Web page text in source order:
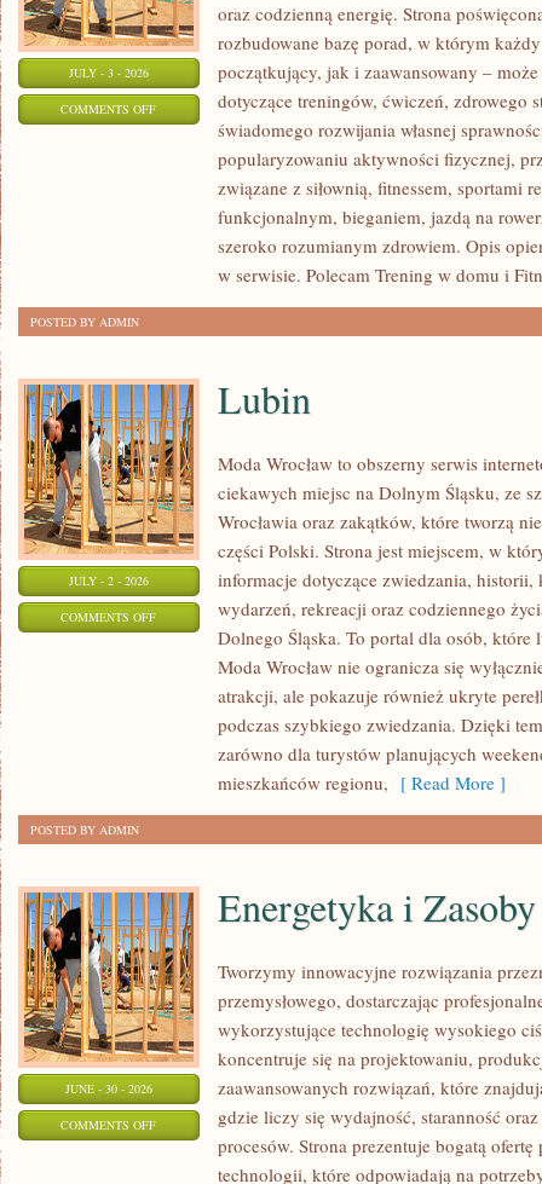
JULY - 3 - 2026
COMMENTS OFFON
oraz codzienną energię. Strona
rozbudowane bazę porad, w którym
początkujący, jak i zaawansowany –
dotyczące treningów, ćwiczeń, zdrowego
świadomego rozwijania własnej
popularyzowaniu aktywności fizycznej,
związane z siłownią, fitnessem, sportami
funkcjonalnym, bieganiem, jazdą na
szeroko rozumianym zdrowiem. Opis
w serwisie. Polecam Trening w domu i
POSTED BY ADMIN
JULY - 2 - 2026
COMMENTS OFFON
Lubin
Moda Wrocław to obszerny serwis
ciekawych miejsc na Dolnym Śląsku, ze
Wrocławia oraz zakątków, które tworzą
części Polski. Strona jest miejscem, w
informacje dotyczące zwiedzania,
wydarzeń, rekreacji oraz codziennego
Dolnego Śląska. To portal dla osób,
Moda Wrocław nie ogranicza się
atrakcji, ale pokazuje również ukryte
podczas szybkiego zwiedzania. Dzięki
zarówno dla turystów planujących
mieszkańców regionu, [ Read More ]
POSTED BY ADMIN
JUNE - 30 - 2026
COMMENTS OFFON
ENERGETYKA
Energetyka i Zasoby
Tworzymy innowacyjne rozwiązania
przemysłowego, dostarczając
wykorzystujące technologię wysokiego
koncentruje się na projektowaniu,
zaawansowanych rozwiązań, które
gdzie liczy się wydajność, staranność
procesów. Strona prezentuje bogatą ofertę
technologii, które odpowiadają na